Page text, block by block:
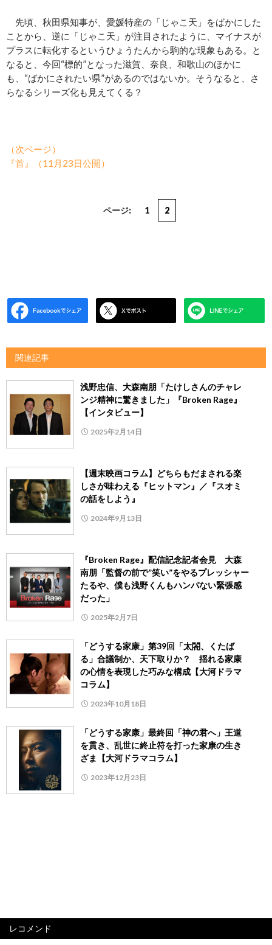
先頃、秋田県知事が、愛媛特産の「じゃこ天」をばかにした
ことから、逆に「じゃこ天」が注目されたように、マイナスが
プラスに転化するというひょうたんから駒的な現象もある。と
なると、今回“標的”となった滋賀、奈良、和歌山のほかに
も、“ばかにされたい県”があるのではないか。そうなると、さ
らなるシリーズ化も見えてくる？
（次ページ）
『首』（11月23日公開）
ページ: 1 2
関連記事
浅野忠信、大森南朋「たけしさんのチャレ
ンジ精神に驚きました」『Broken Rage』
【インタビュー】
2025年2月14日
【週末映画コラム】どちらもだまされる楽
しさが味わえる『ヒットマン』／『スオミ
の話をしよう』
2024年9月13日
『Broken Rage』配信記念記者会見 大森
南朋「監督の前で”笑い”をやるプレッシャー
たるや、僕も浅野くんもハンパない緊張感
だった」
2025年2月7日
「どうする家康」第39回「太閤、くたば
る」合議制か、天下取りか？ 揺れる家康
の心情を表現した巧みな構成【大河ドラマ
コラム】
2023年10月18日
「どうする家康」最終回「神の君へ」王道
を貫き、乱世に終止符を打った家康の生き
ざま【大河ドラマコラム】
2023年12月23日
レコメンド